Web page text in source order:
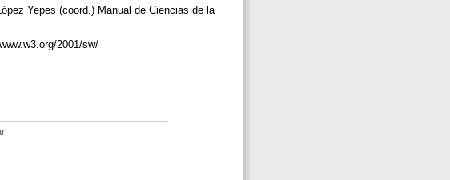
Yepes (coord.) Manual de Ciencias de la
2001/sw/